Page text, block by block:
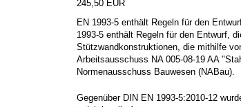
245,50 EUR
EN 1993-5 enthält Regeln für den
1993-5 enthält Regeln für den Entwurf,
Stützwandkonstruktionen, die mithilfe
Arbeitsausschuss NA 005-08-19 AA
Normenausschuss Bauwesen (NABau).
Gegenüber DIN EN 1993-5:2010-12